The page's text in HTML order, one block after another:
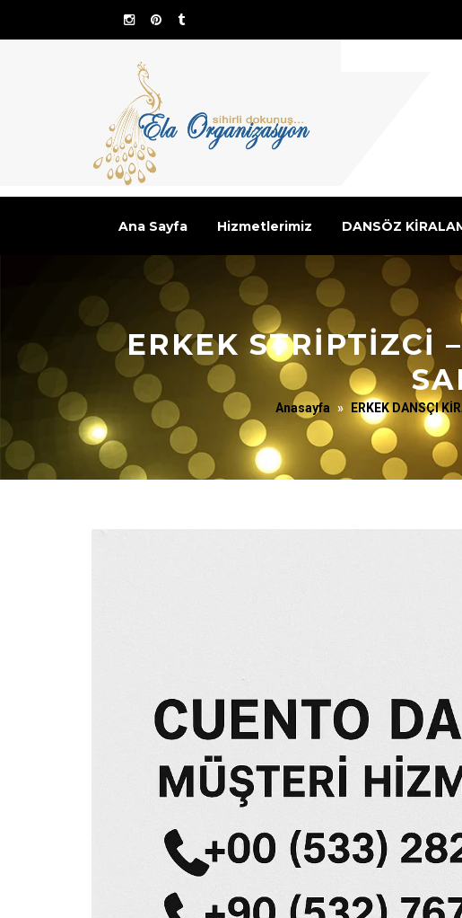
Ana Sayfa Hizmetlerimiz DANSÖZ
ERKEK STRIPTIZCI
Anasayfa » ERKEK DANSÇI